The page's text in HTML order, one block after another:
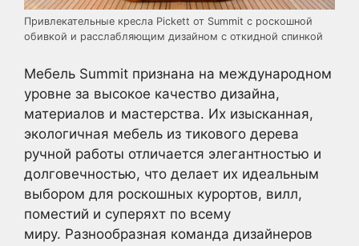
Привлекательные кресла Pickett от Summit с роскошной
обивкой и расслабляющим дизайном с откидной спинкой
Мебель Summit признана на международном
уровне за высокое качество дизайна,
материалов и мастерства. Их изысканная,
экологичная мебель из тикового дерева
ручной работы отличается элегантностью и
долговечностью, что делает их идеальным
выбором для роскошных курортов, вилл,
поместий и суперяхт по всему
миру. Разнообразная команда дизайнеров